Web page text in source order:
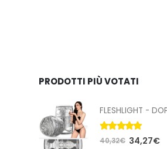
PRODOTTI PIÙ VOTATI
5.00Su 5
40,32€ 34,27€